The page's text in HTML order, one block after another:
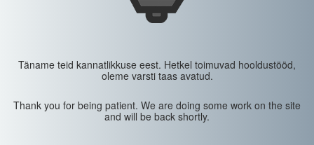
Täname teid kannatlikkuse eest. Hetkel toimuvad hooldustööd,
oleme varsti taas avatud.
Thank you for being patient. We are doing some work on the site
and will be back shortly.